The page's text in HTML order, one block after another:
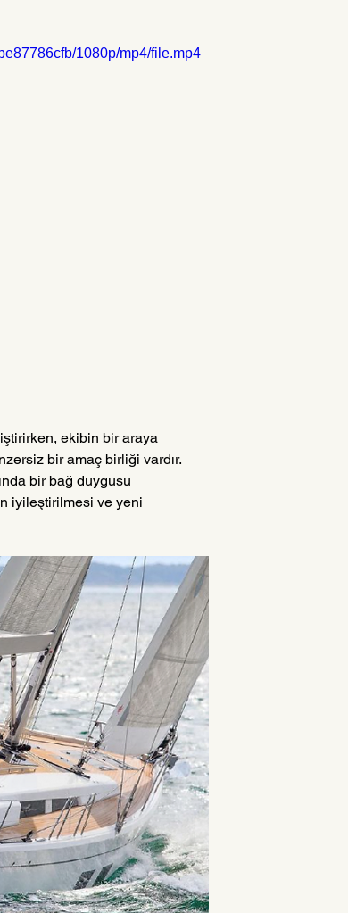
1080p/mp4/file.mp4
ekibin bir araya
bir amaç birliği vardır.
bir bağ duygusu
iyileştirilmesi ve yeni